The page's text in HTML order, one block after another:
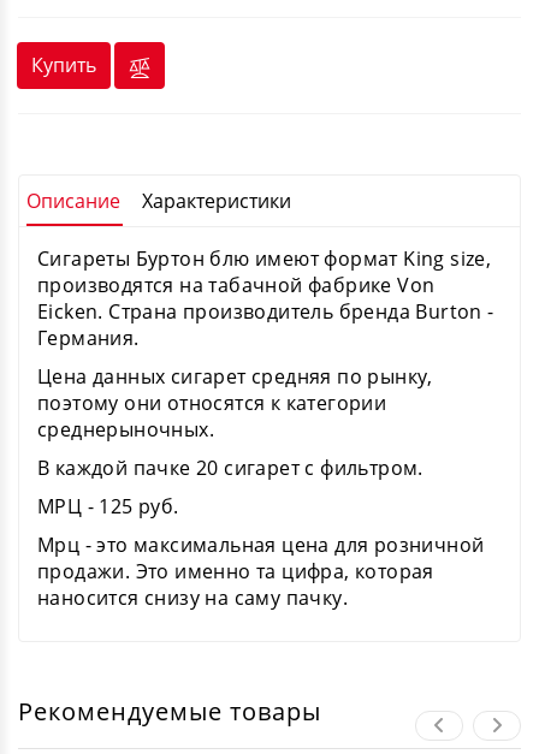
Купить
Описание Характеристики
Сигареты Буртон блю имеют формат King size,
производятся на табачной фабрике Von
Eicken. Страна производитель бренда Burton -
Германия.
Цена данных сигарет средняя по рынку,
поэтому они относятся к категории
среднерыночных.
В каждой пачке 20 сигарет с фильтром.
МРЦ - 125 руб.
Мрц - это максимальная цена для розничной
продажи. Это именно та цифра, которая
наносится снизу на саму пачку.
Рекомендуемые товары